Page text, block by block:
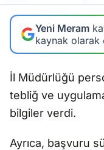
Yeni Meram
kaynak olarak
İl Müdürlüğü
tebliğ ve
bilgiler verdi.
Ayrıca, başvuru